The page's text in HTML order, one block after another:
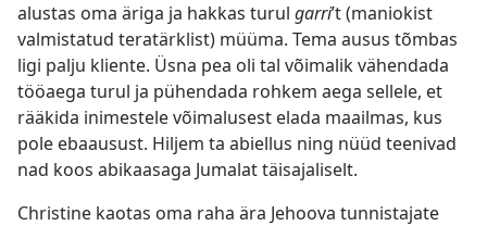
alustas oma äriga ja hakkas turul garri’t (maniokist
valmistatud teratärklist) müüma. Tema ausus tõmbas
ligi palju kliente. Üsna pea oli tal võimalik vähendada
tööaega turul ja pühendada rohkem aega sellele, et
rääkida inimestele võimalusest elada maailmas, kus
pole ebaausust. Hiljem ta abiellus ning nüüd teenivad
nad koos abikaasaga Jumalat täisajaliselt.
Christine kaotas oma raha ära Jehoova tunnistajate